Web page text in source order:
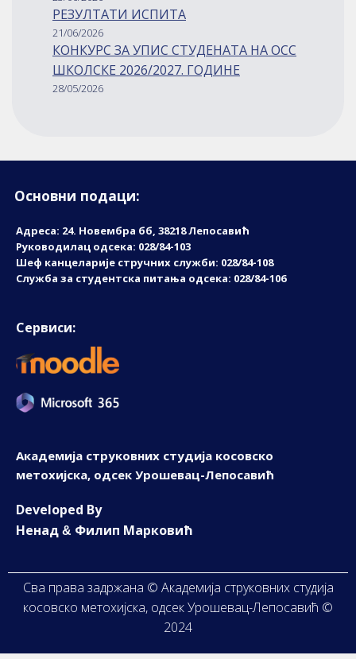
РЕЗУЛТАТИ ИСПИТА
21/06/2026
КОНКУРС ЗА УПИС СТУДЕНАТА НА ОСС
ШКОЛСКЕ 2026/2027. ГОДИНЕ
28/05/2026
Основни подаци:
Адреса: 24. Новембрa бб, 38218 Лепосавић
Руководилац одсека: 028/84-103
Шеф канцеларије стручних служби: 028/84-108
Служба за студентска питања одсека: 028/84-106
Сервиси:
Академија струковних студија косовско
метохијска, одсек Урошевац-Лепосавић
Developed By
Ненад & Филип Марковић
Сва права задржана © Академија струковних студија
косовско метохијска, одсек Урошевац-Лепосавић ©
2024